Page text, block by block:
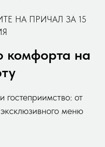
НА ПРИЧАЛ ЗА 15
комфорта на
от
меню